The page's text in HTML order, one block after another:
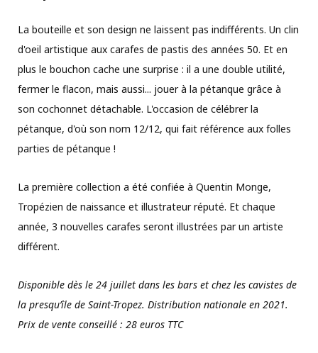
La bouteille et son design ne laissent pas indifférents. Un clin
d'oeil artistique aux carafes de pastis des années 50. Et en
plus le bouchon cache une surprise : il a une double utilité,
fermer le flacon, mais aussi... jouer à la pétanque grâce à
son cochonnet détachable. L'occasion de célébrer la
pétanque, d'où son nom 12/12, qui fait référence aux folles
parties de pétanque !
La première collection a été confiée à Quentin Monge,
Tropézien de naissance et illustrateur réputé. Et chaque
année, 3 nouvelles carafes seront illustrées par un artiste
différent.
Disponible dès le 24 juillet dans les bars et chez les cavistes de
la presqu’île de Saint-Tropez. Distribution nationale en 2021.
Prix de vente conseillé : 28 euros TTC